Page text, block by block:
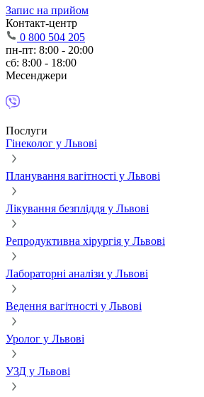
Запис на прийом
Контакт-центр
0 800 504 205
пн-пт: 8:00 - 20:00
сб: 8:00 - 18:00
Месенджери
Послуги
Гінеколог у Львові
Планування вагітності у Львові
Лікування безпліддя у Львові
Репродуктивна хірургія у Львові
Лабораторні аналізи у Львові
Ведення вагітності у Львові
Уролог у Львові
УЗД у Львові